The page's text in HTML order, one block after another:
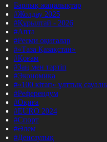
Барлық жаңалықтар
#Жолдау 2025
#Құрылтай - 2026
#Апта
#Ресми оқиғалар
#«Таза Қазақстан»
#Қоғам
#Заң мен тәртіп
#Экономика
#«100 кітап» ұлттық
#Референдум
#Оқиға
#EURO 2024
#Спорт
#Әлем
#Денсаулық